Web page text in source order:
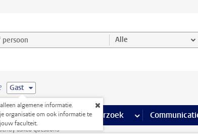
en selecteer categorie Alle
Gast
algemene informatie.
organisatie om ook informatie te
faculteit.
meer Faciliteiten pagina’s
Onderwijs meer Onderwijs pagina’s
Onderzoek meer Onderzoek
asked questions